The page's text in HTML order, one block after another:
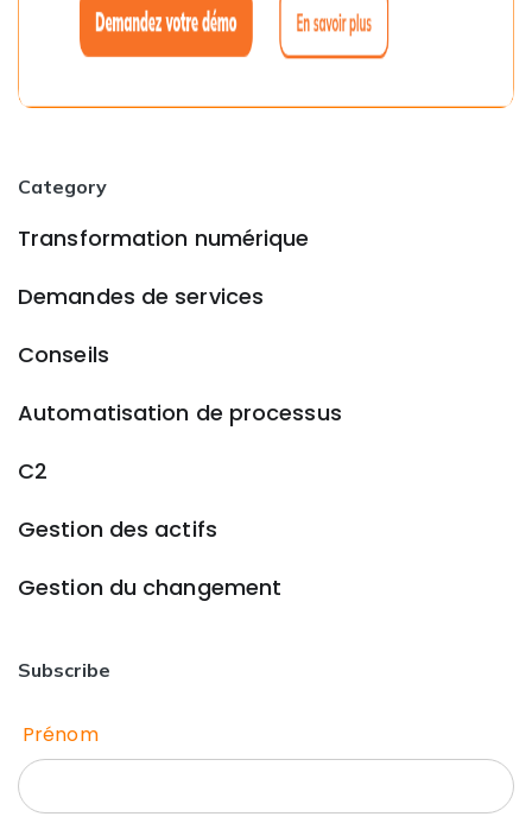
Category
Transformation numérique
Demandes de services
Conseils
Automatisation de processus
C2
Gestion des actifs
Gestion du changement
Subscribe
Prénom